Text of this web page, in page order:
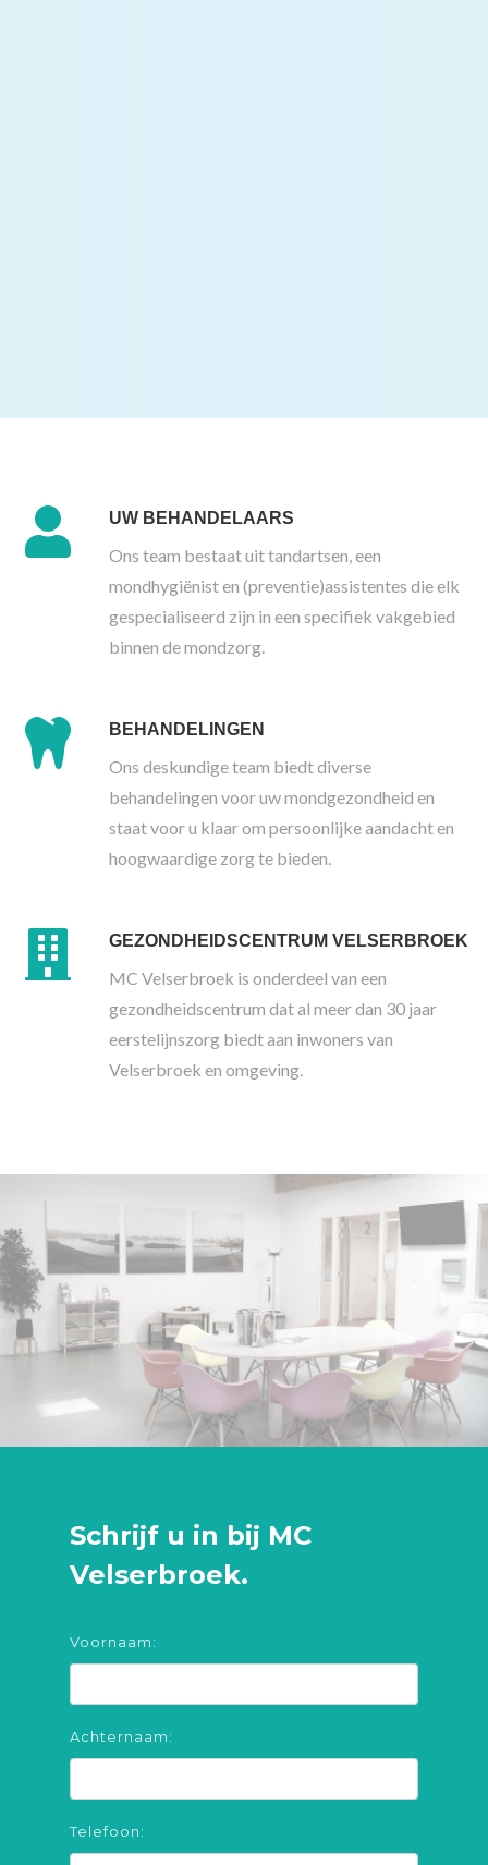
UW BEHANDELAARS
Ons team bestaat uit tandartsen, een
mondhygiënist en (preventie)assistentes die elk
gespecialiseerd zijn in een specifiek vakgebied
binnen de mondzorg.
BEHANDELINGEN
Ons deskundige team biedt diverse
behandelingen voor uw mondgezondheid en
staat voor u klaar om persoonlijke aandacht en
hoogwaardige zorg te bieden.
GEZONDHEIDSCENTRUM VELSERBROEK
MC Velserbroek is onderdeel van een
gezondheidscentrum dat al meer dan 30 jaar
eerstelijnszorg biedt aan inwoners van
Velserbroek en omgeving.
Schrijf u in bij MC
Velserbroek.
Voornaam:
Achternaam:
Telefoon: